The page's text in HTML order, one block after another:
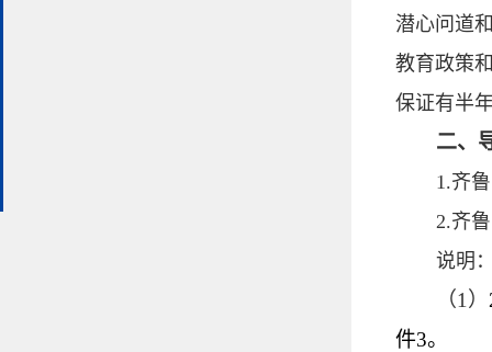
潜心问道
教育政策
保证有半
二、
1.齐
2.齐
说明
（1）
件3。